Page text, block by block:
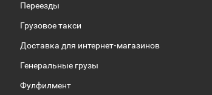
Переезды
Грузовое такси
Доставка для интернет-магазинов
Генеральные грузы
Фулфилмент